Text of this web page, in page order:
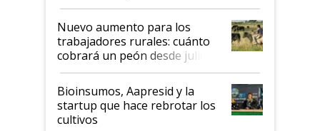
Nuevo aumento para los
trabajadores rurales: cuánto
cobrará un peón desde julio
Bioinsumos, Aapresid y la
startup que hace rebrotar los
cultivos